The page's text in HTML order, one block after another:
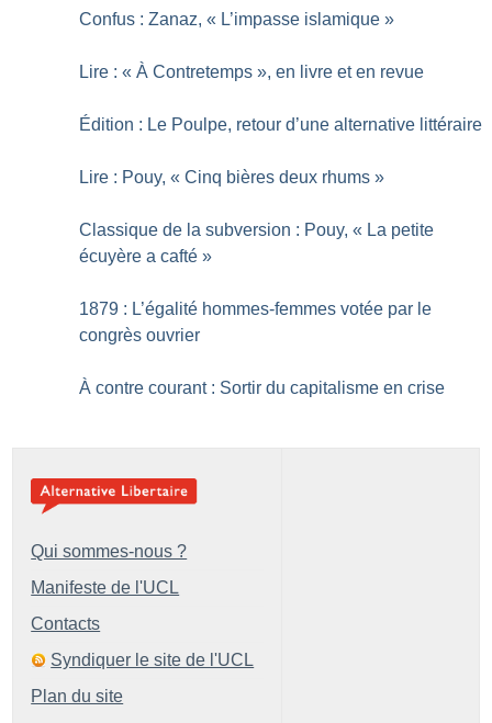
Confus : Zanaz, « L’impasse islamique »
Lire : « À Contretemps », en livre et en revue
Édition : Le Poulpe, retour d’une alternative littéraire
Lire : Pouy, « Cinq bières deux rhums »
Classique de la subversion : Pouy, « La petite
écuyère a cafté »
1879 : L’égalité hommes-femmes votée par le
congrès ouvrier
À contre courant : Sortir du capitalisme en crise
Qui sommes-nous ?
Manifeste de l'UCL
Contacts
Syndiquer le site de l'UCL
Plan du site